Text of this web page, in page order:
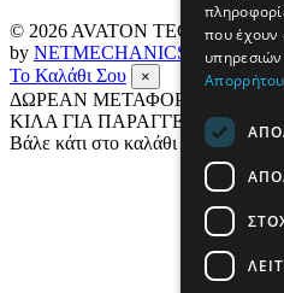
© 2026 AVATON TECH All rights
by NETMECHANICS
Το Καλάθι Σου
×
ΔΩΡΕΑΝ ΜΕΤΑΦΟΡΙΚΑ ΣΕ
ΚΙΛΑ ΓΙΑ ΠΑΡΑΓΓΕΛΙΕΣ ΑΝΩ
Βάλε κάτι στο καλάθι σου
που έχουν
Απορρήτου